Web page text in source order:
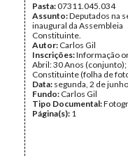
Pasta:07311.045.034
Assunto:Deputados na
inaugural da Assembleia
Constituinte.
Autor: Carlos Gil
Inscrições:Informação
Abril: 30 Anos
Constituinte (folha de
Data: segunda, 2 de
Fundo: Carlos Gil
Tipo Documental:
Página(s): 1